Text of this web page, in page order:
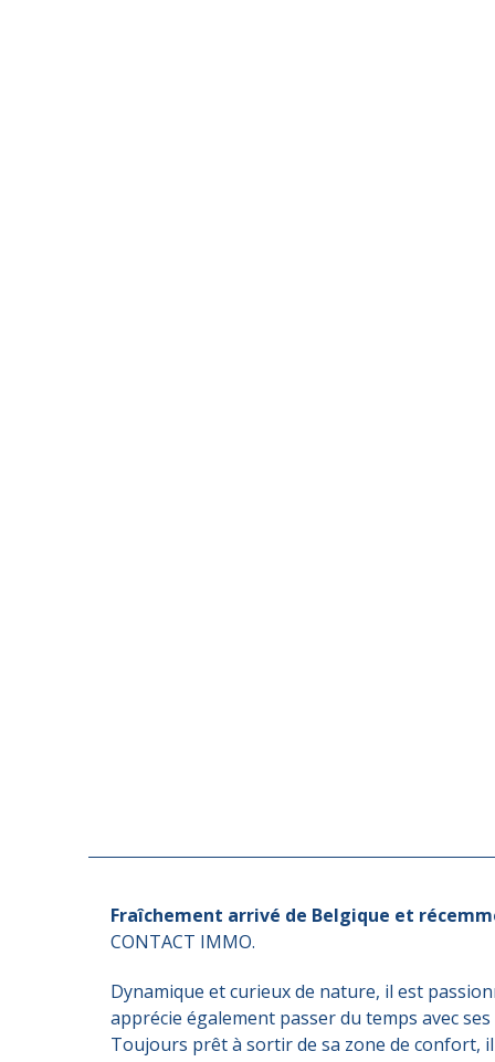
Fraîchement arrivé de Belgique et
CONTACT IMMO.
Dynamique et curieux de nature, il est
apprécie également passer du temps avec
Toujours prêt à sortir de sa zone de confort,